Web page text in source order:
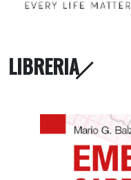
LIBRERIA